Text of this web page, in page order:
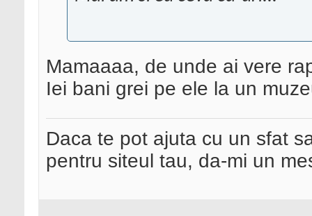
Mamaaaa, de unde ai vere
Iei bani grei pe ele la un
Daca te pot ajuta cu un sfat
pentru siteul tau, da-mi un